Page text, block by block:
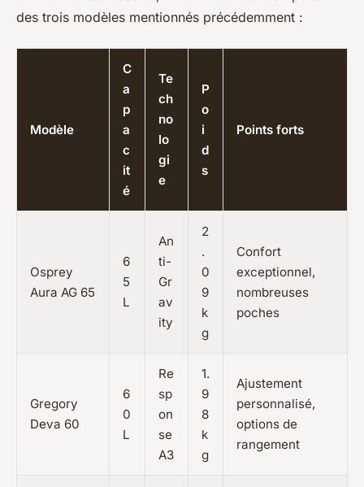
des trois modèles mentionnés précédemment :
Modèle
C
a
p
a
c
it
é
Te
ch
no
lo
gi
e
P
o
i
d
s
Points forts
Osprey
Aura AG 65
6
5
L
An
ti-
Gr
av
ity
2
.
0
9
k
g
Confort
exceptionnel,
nombreuses
poches
Gregory
Deva 60
6
0
L
Re
sp
on
se
A3
1.
9
8
k
g
Ajustement
personnalisé,
options de
rangement